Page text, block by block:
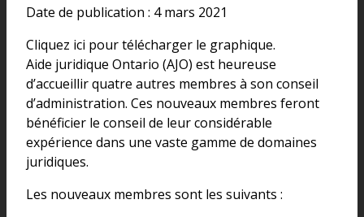
Date de publication : 4 mars 2021
Cliquez ici pour télécharger le graphique.
Aide juridique Ontario (AJO) est heureuse
d’accueillir quatre autres membres à son conseil
d’administration. Ces nouveaux membres feront
bénéficier le conseil de leur considérable
expérience dans une vaste gamme de domaines
juridiques.
Les nouveaux membres sont les suivants :